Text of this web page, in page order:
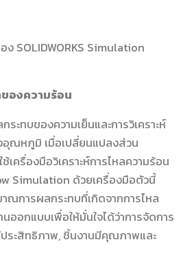
SOLIDWORKS Simulation
ของความร้อน
ระทบของความเย็นและการวิเคราะห์
อุณหภูมิ เมื่อเปลี่ยนแปลงส่วน
เครื่องมือวิเคราะห์การไหลความร้อน
Simulation ด้วยเครื่องมือตัวนี้
าณการผลกระทบที่เกิดจากการไหล
ออกแบบเพื่อให้มั่นใจได้ว่าการจัดการ
ระสิทธิภาพ, ชิ้นงานมีคุณภาพและ